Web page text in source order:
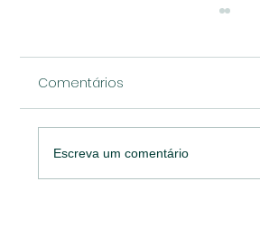
Comentários
Escreva um comentário